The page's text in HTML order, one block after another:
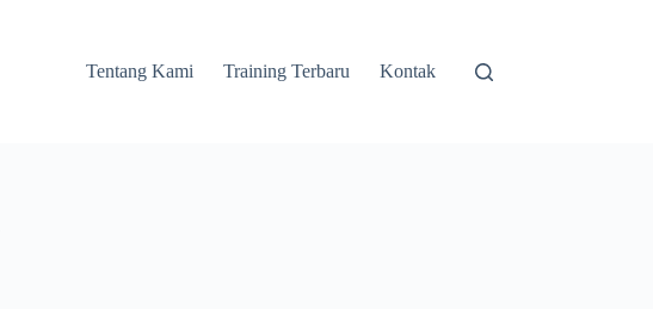
Tentang Kami Training Terbaru Kontak